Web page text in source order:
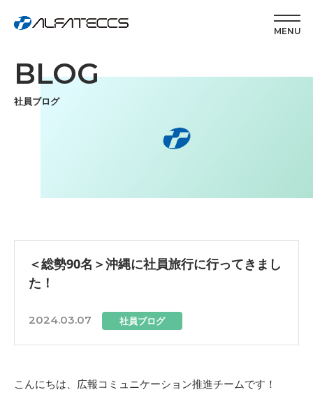
MENU
BLOG
社員ブログ
＜総勢90名＞沖縄に社員旅行に行ってきまし
た！
2024.03.07 社員ブログ
こんにちは、広報コミュニケーション推進チームです！